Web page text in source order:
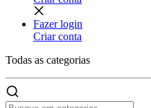
Fazer login
Criar conta
Todas as categorias